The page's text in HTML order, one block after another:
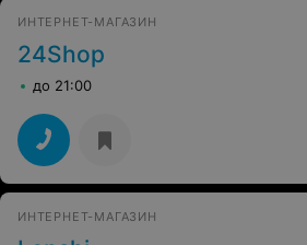
ИНТЕРНЕТ-МАГАЗИН
24Shop
до 21:00
ИНТЕРНЕТ-МАГАЗИН